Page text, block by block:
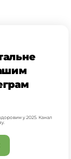
у 2025. Канал